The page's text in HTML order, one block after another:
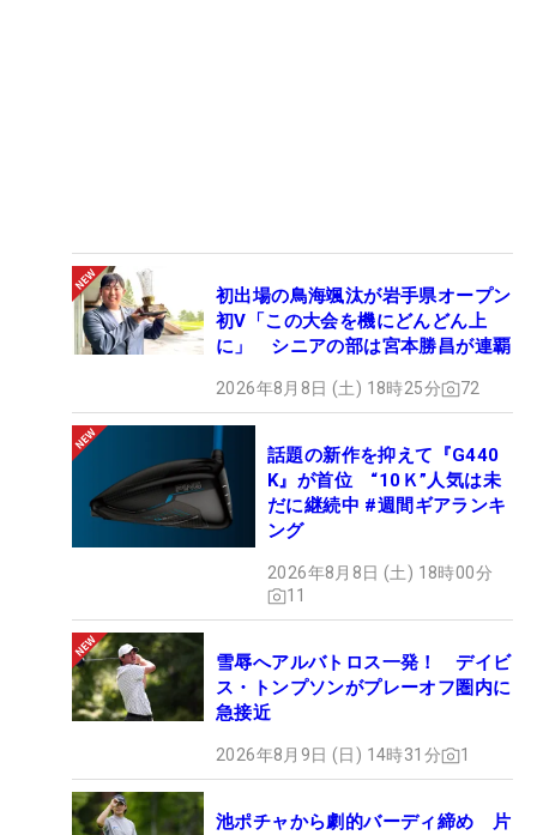
初出場の鳥海颯汰が岩手県オープン
初V「この大会を機にどんどん上
に」 シニアの部は宮本勝昌が連覇
2026年8月8日 (土) 18時25分 72
話題の新作を抑えて『G440
K』が首位 “10Ｋ”人気は未
だに継続中 #週間ギアランキ
ング
2026年8月8日 (土) 18時00分
11
雪辱へアルバトロス一発！ デイビ
ス・トンプソンがプレーオフ圏内に
急接近
2026年8月9日 (日) 14時31分 1
池ポチャから劇的バーディ締め 片